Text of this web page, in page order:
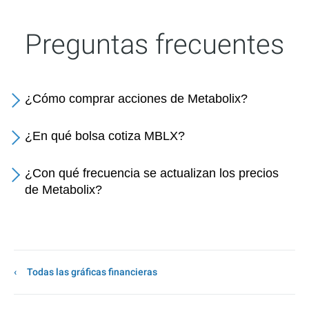
Preguntas frecuentes
¿Cómo comprar acciones de Metabolix?
¿En qué bolsa cotiza MBLX?
¿Con qué frecuencia se actualizan los precios
de Metabolix?
Todas las gráficas financieras